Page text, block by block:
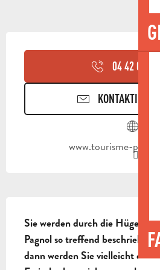
ÖFFNUNGSZEITEN
04 42 03
www.tourisme-
Sie werden durch die Hügel
Pagnol so treffend
dann werden Sie vielleicht